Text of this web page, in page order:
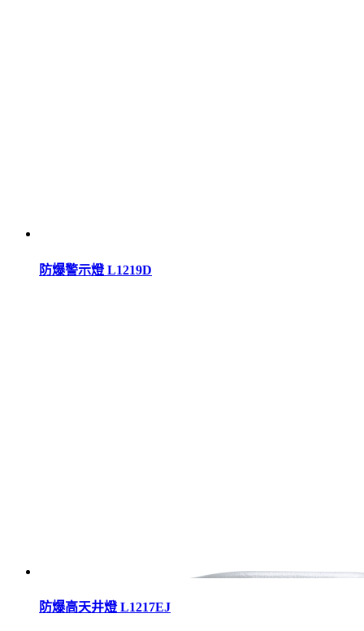
防爆警示燈 L1219D
防爆高天井燈 L1217EJ